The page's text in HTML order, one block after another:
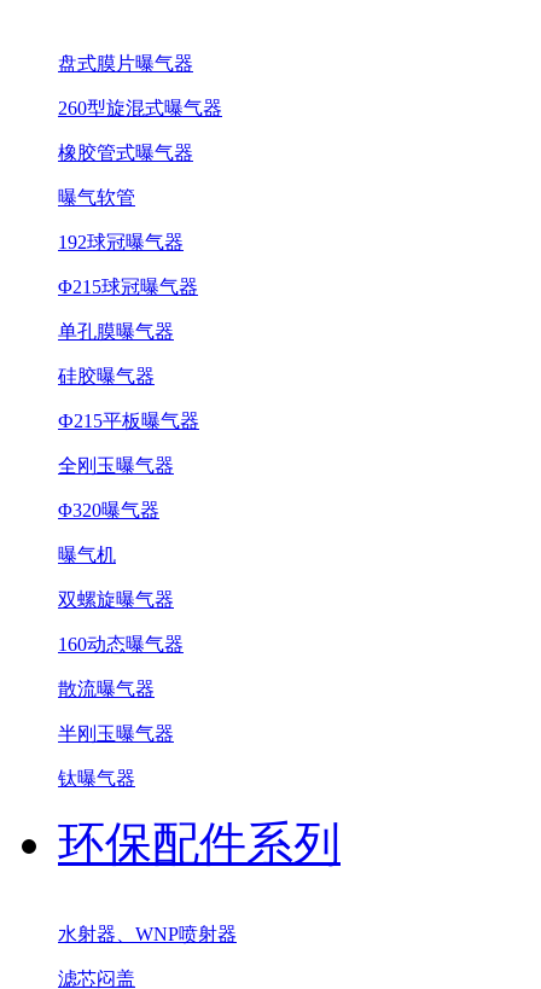
盘式膜片曝气器
260型旋混式曝气器
橡胶管式曝气器
曝气软管
192球冠曝气器
Φ215球冠曝气器
单孔膜曝气器
硅胶曝气器
Ф215平板曝气器
全刚玉曝气器
Φ320曝气器
曝气机
双螺旋曝气器
160动态曝气器
散流曝气器
半刚玉曝气器
钛曝气器
环保配件系列
水射器、WNP喷射器
滤芯闷盖